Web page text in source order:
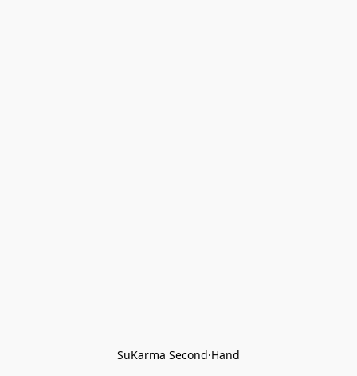
SuKarma Second·Hand